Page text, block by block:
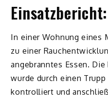
Einsatzbericht:
In einer Wohnung eines
zu einer
angebranntes Essen.
wurde durch einen
kontrolliert und